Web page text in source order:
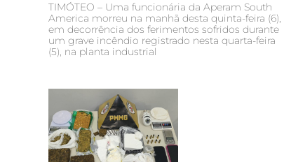
TIMÓTEO – Uma funcionária da Aperam South
America morreu na manhã desta quinta-feira (6),
em decorrência dos ferimentos sofridos durante
um grave incêndio registrado nesta quarta-feira
(5), na planta industrial